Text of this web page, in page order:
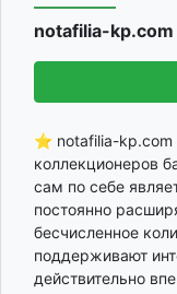
notafilia-kp.com
⭐ notafilia-
коллекционеров
сам по себе
постоянно
бесчисленное
поддерживают
действительно